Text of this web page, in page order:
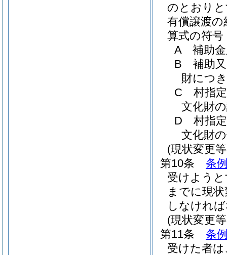
のとおり
有償譲渡
算式の符号
A 補助金
B 補助又
財につ
C 村指定
文化財
D 村指定
文化財
(現状変更
第10条
条
受けよう
までに現
しなけれ
(現状変更
第11条
条
受けた者